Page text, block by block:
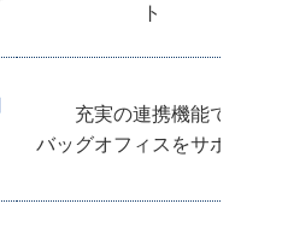
弥生給与 Nextと比
較
ト
充実の連携機能で
バッグオフィスをサポート